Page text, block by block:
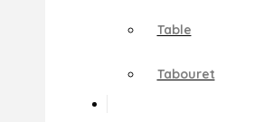
Table
Tabouret